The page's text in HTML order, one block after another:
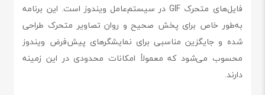
فایل‌های متحرک GIF در سیستم‌عامل ویندوز است. این برنامه
به‌طور خاص برای پخش صحیح و روان تصاویر متحرک طراحی
شده و جایگزین مناسبی برای نمایشگرهای پیش‌فرض ویندوز
محسوب می‌شود که معمولاً امکانات محدودی در این زمینه
دارند.